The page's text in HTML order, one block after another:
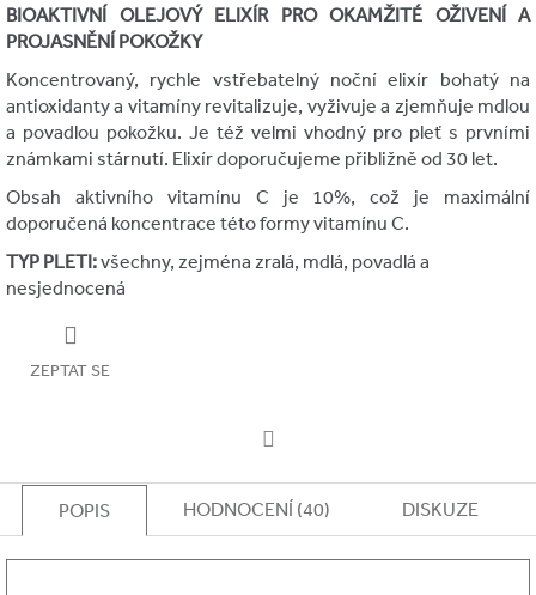
BIOAKTIVNÍ OLEJOVÝ ELIXÍR PRO OKAMŽITÉ OŽIVENÍ A
PROJASNĚNÍ POKOŽKY
Koncentrovaný, rychle vstřebatelný noční elixír bohatý na
antioxidanty a vitamíny revitalizuje, vyživuje a zjemňuje mdlou
a povadlou pokožku. Je též velmi vhodný pro pleť s prvními
známkami stárnutí. Elixír doporučujeme přibližně od 30 let.
Obsah aktivního vitamínu C je 10%, což je maximální
doporučená koncentrace této formy vitamínu C.
TYP PLETI:všechny, zejména zralá, mdlá, povadlá a
nesjednocená
ZEPTAT SE
POPIS HODNOCENÍ (40) DISKUZE